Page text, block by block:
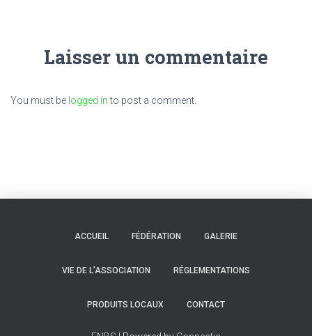
Laisser un commentaire
You must be logged into post a comment.
ACCUEIL FÉDÉRATION GALERIE
VIE DE L’ASSOCIATION RÉGLEMENTATIONS
PRODUITS LOCAUX CONTACT